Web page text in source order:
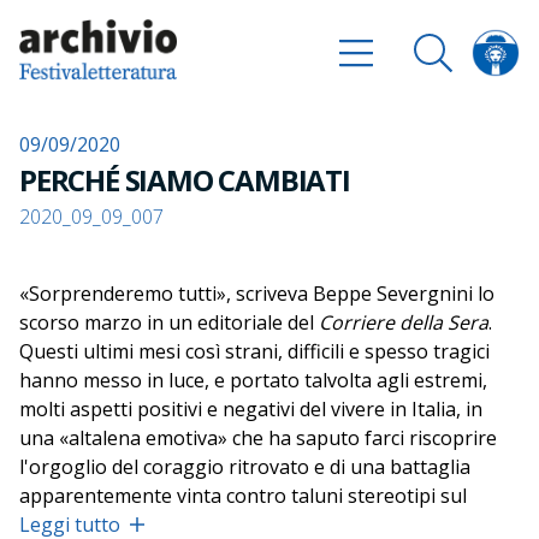
09/09/2020
PERCHÉ SIAMO CAMBIATI
2020_09_09_007
«Sorprenderemo tutti», scriveva Beppe Severgnini lo
scorso marzo in un editoriale del Corriere della Sera.
Questi ultimi mesi così strani, difficili e spesso tragici
hanno messo in luce, e portato talvolta agli estremi,
molti aspetti positivi e negativi del vivere in Italia, in
una «altalena emotiva» che ha saputo farci riscoprire
l'orgoglio del coraggio ritrovato e di una battaglia
apparentemente vinta contro taluni stereotipi sul
popolo dello Stivale: motivo per gioire del sentirsi
Leggi tutto